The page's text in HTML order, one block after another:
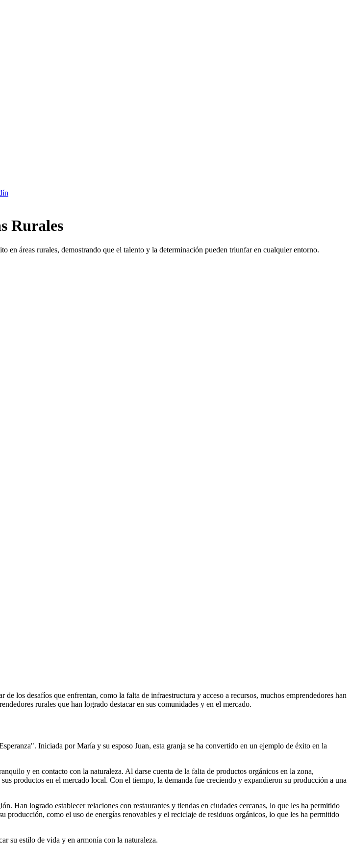
Rurales
en áreas rurales, demostrando que el talento y la determinación pueden triunfar en cualquier entorno.
los desafíos que enfrentan, como la falta de infraestructura y acceso a recursos, muchos emprendedores han
rurales que han logrado destacar en sus comunidades y en el mercado.
Iniciada por María y su esposo Juan, esta granja se ha convertido en un ejemplo de éxito en la
y en contacto con la naturaleza. Al darse cuenta de la falta de productos orgánicos en la zona,
productos en el mercado local. Con el tiempo, la demanda fue creciendo y expandieron su producción a una
Han logrado establecer relaciones con restaurantes y tiendas en ciudades cercanas, lo que les ha permitido
producción, como el uso de energías renovables y el reciclaje de residuos orgánicos, lo que les ha permitido
su estilo de vida y en armonía con la naturaleza.